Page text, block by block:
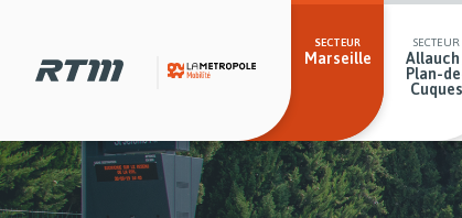
principal
principal
SECTEUR
Marseille
SECTEUR
Allauch
Plan-
Cuques